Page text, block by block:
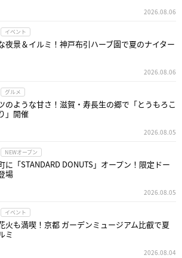
2026.08.06
イベント
夜景＆イルミ！神戸布引ハーブ園で夏のナイター
2026.08.06
グルメ
のような甘さ！滋賀・寿長生の郷で「とうもろこ
」開催
2026.08.05
NEWオープン
に「STANDARD DONUTS」オープン！限定ドー
場
2026.08.05
イベント
火も満喫！京都 ガーデンミュージアム比叡で夏
ミ
2026.08.04